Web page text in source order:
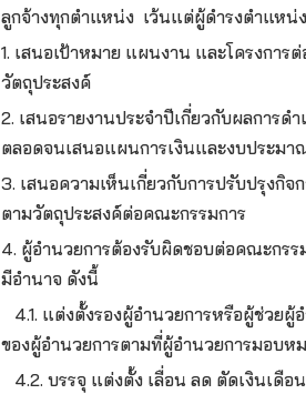
ลูกจ้างทุกตำแหน่ง เว้นแต่ผู้ดำรงตำแหน่
1. เสนอเป้าหมาย แผนงาน และโครงกา
วัตถุประสงค์
2. เสนอรายงานประจำปีเกี่ยวกับผลการ
ตลอดจนเสนอแผนการเงินและงบประม
3. เสนอความเห็นเกี่ยวกับการปรับปรุงกิ
ตามวัตถุประสงค์ต่อคณะกรรมการ
4. ผู้อำนวยการต้องรับผิดชอบต่อคณะกรร
มีอำนาจ ดังนี้
4.1. แต่งตั้งรองผู้อำนวยการหรือผู้ช่วย
ของผู้อำนวยการตามที่ผู้อำนวยการมอบห
4.2. บรรจุ แต่งตั้ง เลื่อน ลด ตัดเงินเดื